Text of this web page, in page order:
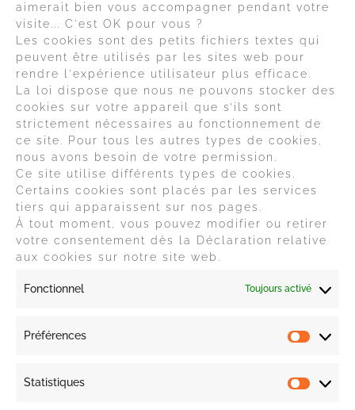
aimerait bien vous accompagner pendant votre
visite... C'est OK pour vous ?
Les cookies sont des petits fichiers textes qui
peuvent être utilisés par les sites web pour
rendre l'expérience utilisateur plus efficace.
La loi dispose que nous ne pouvons stocker des
cookies sur votre appareil que s’ils sont
strictement nécessaires au fonctionnement de
ce site. Pour tous les autres types de cookies,
nous avons besoin de votre permission.
Ce site utilise différents types de cookies.
Certains cookies sont placés par les services
tiers qui apparaissent sur nos pages.
À tout moment, vous pouvez modifier ou retirer
votre consentement dès la Déclaration relative
aux cookies sur notre site web.
Fonctionnel Toujours activé
Préférences
Statistiques
INFOS
- CGV
- Politiques
Pourquoi faire appel à un Graphiste PAO ?
Parce qu'il maîtrise les outils de PAO et peut réaliser des
visuels de qualité rapidement.